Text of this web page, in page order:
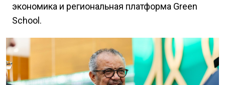
экономика и региональная платформа Green
School.